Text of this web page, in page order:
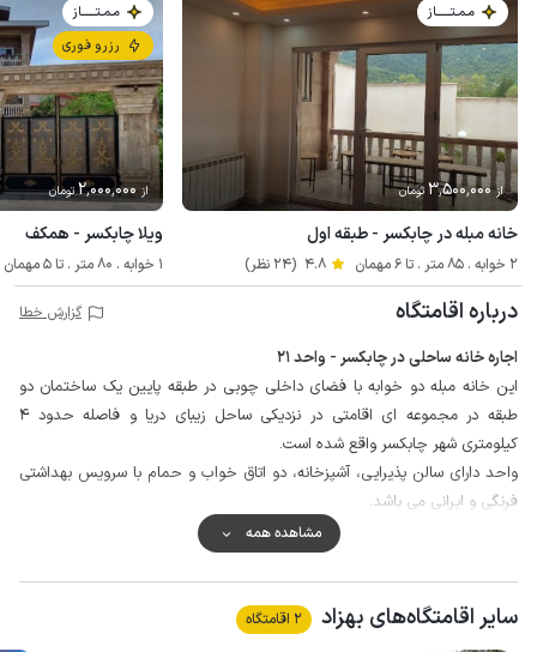
مـمـتــــــاز
از 3٬500٬000 تومان
خانه مبله در چابکسر - طبقه اول
2 خوابه . 85 متر . تا 6 مهمان 4.8 (24 نظر)
مـمـتــــــاز
رزرو فوری
از 2٬000٬000تومان
ویلا چابکسر - همکف
1 خوابه . 80 متر . تا 5 مهمان
درباره اقامتگاه گزارش خطا
اجاره خانه ساحلی در چابکسر - واحد 21
این خانه مبله دو خوابه با فضای داخلی چوبی در طبقه پایین یک ساختمان دو
طبقه در مجموعه ای اقامتی در نزدیکی ساحل زیبای دریا و فاصله حدود 4
کیلومتری شهر چابکسر واقع شده است.
واحد دارای سالن پذیرایی، آشپزخانه، دو اتاق خواب و حمام با سرویس بهداشتی
فرنگی و ایرانی می باشد.
محیط اطراف حیاط مشاع این مجموعه ساحلی با فنس حصار شده و به جهت
حفظ امنیت بیشتر حیاط و دروازه ورودی مجهز به دوربین مداربسته می باشد،
همچنین واحد پذیرش به صورت 24 ساعته در مجموعه مستقر است.
حیاط سرسبز، محوطه پارکینگ، آلاچیق و باربیکیو از مشاعات مجموعه می باشد که
با سایر میهمانان به صورت مشترک استفاده می شود.
مشاهده همه
سایر اقامتگاه‌های بهزاد 2 اقامتگاه